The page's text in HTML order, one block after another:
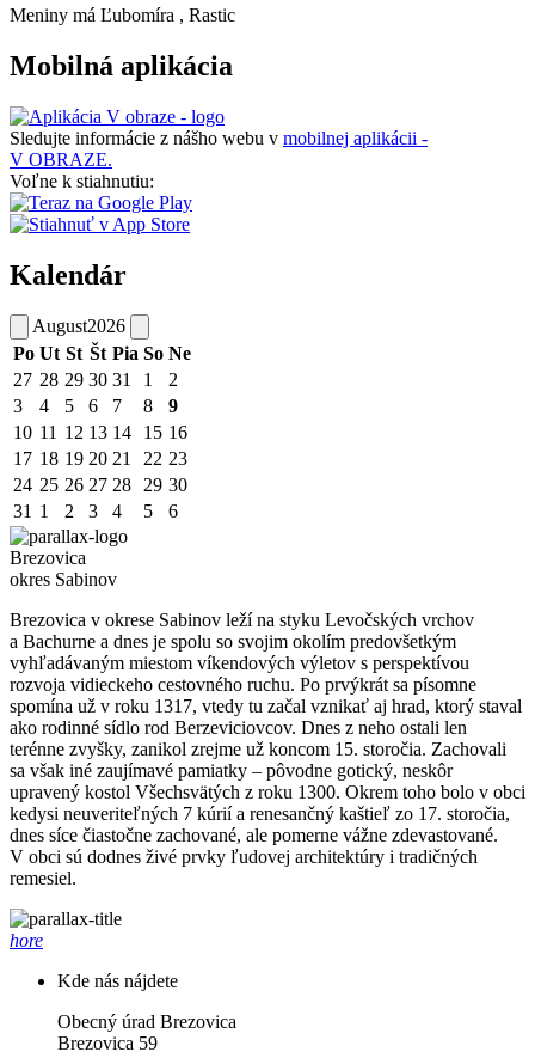
Meniny má Ľubomíra , Rastic
Mobilná aplikácia
Sledujte informácie z nášho webu v mobilnej aplikácii -
V OBRAZE.
Voľne k stiahnutiu:
Kalendár
August2026
Po Ut St Št Pia So Ne
27 28 29 30 31 1
2
3
4 5 6 7 8
9
10 11 12 13 14 15 16
17 18 19 20 21 22 23
24 25 26 27 28 29 30
31 1 2 3 4 5 6
Brezovica
okres Sabinov
Brezovica v okrese Sabinov leží na styku Levočských vrchov
a Bachurne a dnes je spolu so svojim okolím predovšetkým
vyhľadávaným miestom víkendových výletov s perspektívou
rozvoja vidieckeho cestovného ruchu. Po prvýkrát sa písomne
spomína už v roku 1317, vtedy tu začal vznikať aj hrad, ktorý staval
ako rodinné sídlo rod Berzeviciovcov. Dnes z neho ostali len
terénne zvyšky, zanikol zrejme už koncom 15. storočia. Zachovali
sa však iné zaujímavé pamiatky – pôvodne gotický, neskôr
upravený kostol Všechsvätých z roku 1300. Okrem toho bolo v obci
kedysi neuveriteľných 7 kúrií a renesančný kaštieľ zo 17. storočia,
dnes síce čiastočne zachované, ale pomerne vážne zdevastované.
V obci sú dodnes živé prvky ľudovej architektúry i tradičných
remesiel.
hore
Kde nás nájdete
Obecný úrad Brezovica
Brezovica 59